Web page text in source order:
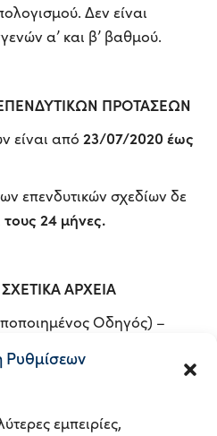
Ρυθμίσεων
εμπειρίες,
Δεν είναι
α’ και β’ βαθμού.
ΠΡΟΤΑΣΕΩΝ
είναι από 23/07/2020 έως
επενδυτικών σχεδίων δε
τους 24 μήνες.
ΑΡΧΕΙΑ
Οδηγός) –